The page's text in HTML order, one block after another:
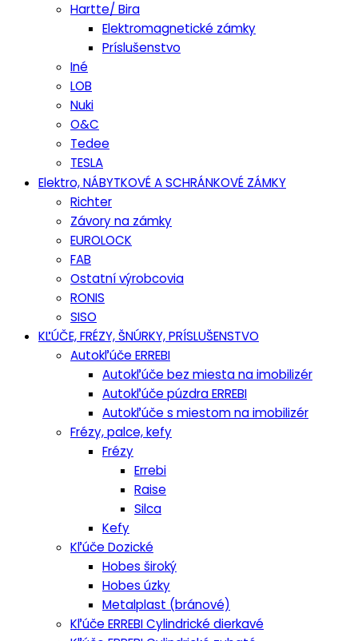
Hartte/ Bira
Elektromagnetické zámky
Príslušenstvo
Iné
LOB
Nuki
O&C
Tedee
TESLA
Elektro, NÁBYTKOVÉ A SCHRÁNKOVÉ ZÁMKY
Richter
Závory na zámky
EUROLOCK
FAB
Ostatní výrobcovia
RONIS
SISO
KĽÚČE, FRÉZY, ŠNÚRKY, PRÍSLUŠENSTVO
Autokľúče ERREBI
Autokľúče bez miesta na imobilizér
Autokľúče púzdra ERREBI
Autokľúče s miestom na imobilizér
Frézy, palce, kefy
Frézy
Errebi
Raise
Silca
Kefy
Kľúče Dozické
Hobes široký
Hobes úzky
Metalplast (bránové)
Kľúče ERREBI Cylindrické dierkavé